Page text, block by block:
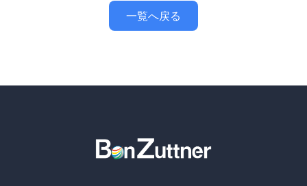
一覧へ戻る